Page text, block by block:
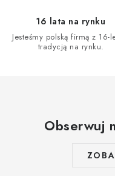
16 lata na rynku
Jesteśmy polską firmą z 16-
tradycją na rynku.
Obserwuj